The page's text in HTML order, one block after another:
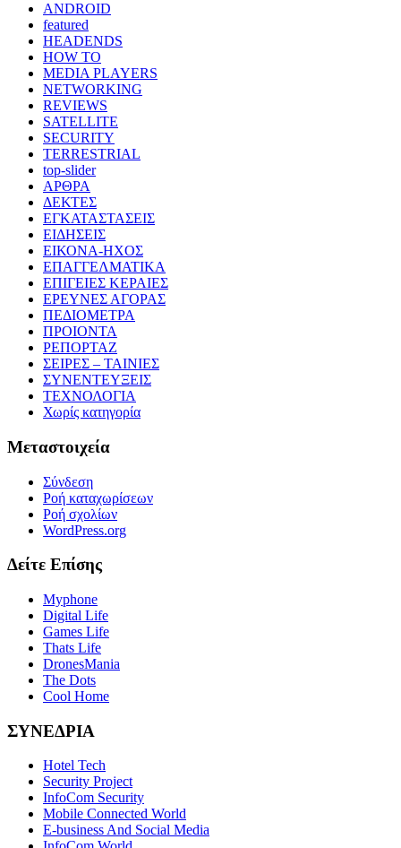
ANDROID
featured
HEADENDS
HOW TO
MEDIA PLAYERS
NETWORKING
REVIEWS
SATELLITE
SECURITY
TERRESTRIAL
top-slider
ΑΡΘΡΑ
ΔΕΚΤΕΣ
ΕΓΚΑΤΑΣΤΑΣΕΙΣ
ΕΙΔΗΣΕΙΣ
ΕΙΚΟΝΑ-ΗΧΟΣ
ΕΠΑΓΓΕΛΜΑΤΙΚΑ
ΕΠΙΓΕΙΕΣ ΚΕΡΑΙΕΣ
ΕΡΕΥΝΕΣ ΑΓΟΡΑΣ
ΠΕΔΙΟΜΕΤΡΑ
ΠΡΟΙΟΝΤΑ
ΡΕΠΟΡΤΑΖ
ΣΕΙΡΕΣ – ΤΑΙΝΙΕΣ
ΣΥΝΕΝΤΕΥΞΕΙΣ
ΤΕΧΝΟΛΟΓΙΑ
Χωρίς κατηγορία
Μεταστοιχεία
Σύνδεση
Ροή καταχωρίσεων
Ροή σχολίων
WordPress.org
Δείτε Επίσης
Myphone
Digital Life
Games Life
Thats Life
DronesMania
The Dots
Cool Home
ΣΥΝΕΔΡΙΑ
Hotel Tech
Security Project
InfoCom Security
Mobile Connected World
E-business And Social Media